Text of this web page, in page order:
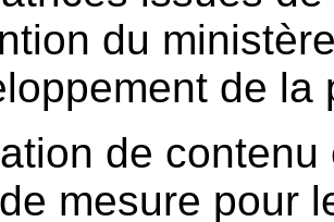
du
de la
de
mesure pour